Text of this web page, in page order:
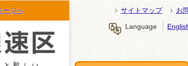
ージへ サイトマップ お
Language